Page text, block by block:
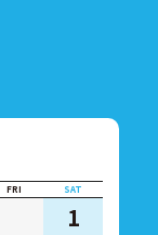
FRI SAT
1